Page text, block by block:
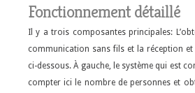
Fonctionnement détaillé
Il y a trois composantes principales:
communication sans fils et la réception et
ci-dessous. À gauche, le système qui est
compter ici le nombre de personnes et